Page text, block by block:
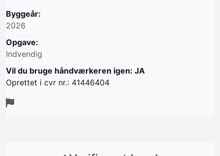
Byggeår:
2026
Opgave:
Indvendig
Vil du bruge håndværkeren igen: JA
Oprettet i cvr nr.: 41446404